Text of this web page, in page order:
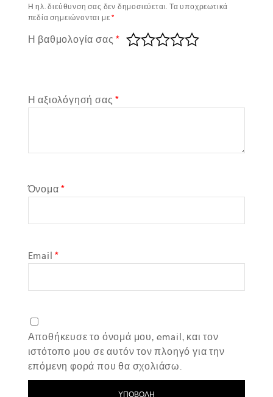
Η ηλ. διεύθυνση σας δεν δημοσιεύεται. Τα υποχρεωτικά
πεδία σημειώνονται με*
Η βαθμολογία σας*
Η αξιολόγησή σας*
Όνομα*
Email*
Αποθήκευσε το όνομά μου, email, και τον
ιστότοπο μου σε αυτόν τον πλοηγό για την
επόμενη φορά που θα σχολιάσω.